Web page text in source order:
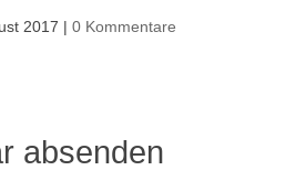
2017 | 0 Kommentare
absenden